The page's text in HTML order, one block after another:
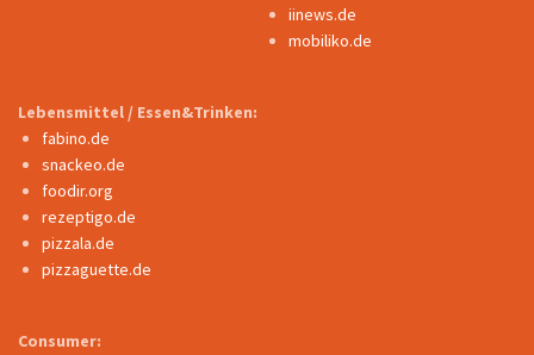
iinews.de
mobiliko.de
Lebensmittel / Essen&Trinken:
fabino.de
snackeo.de
foodir.org
rezeptigo.de
pizzala.de
pizzaguette.de
Consumer: